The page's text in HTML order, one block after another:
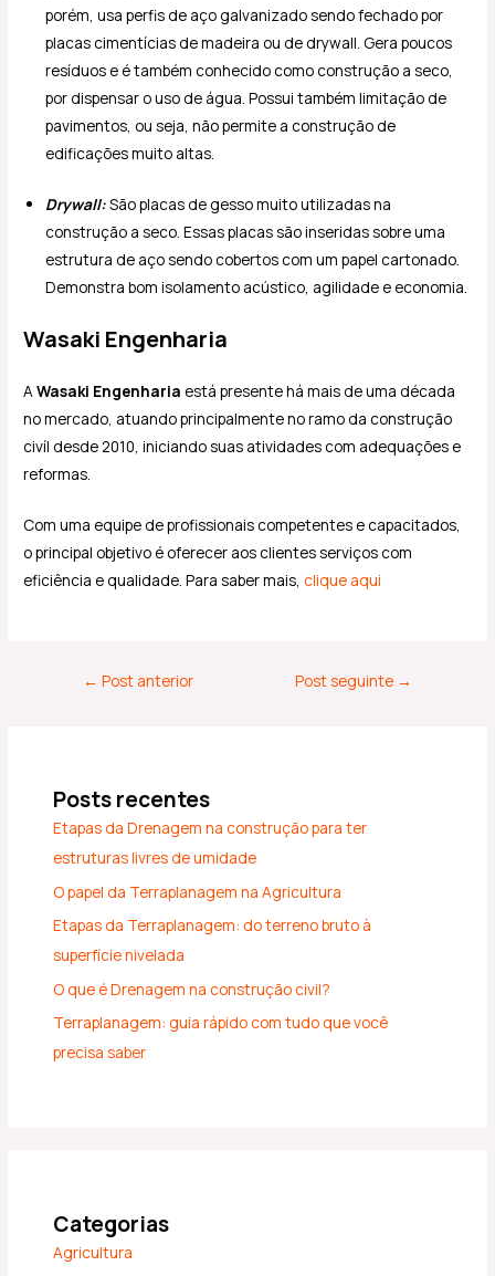
porém, usa perfis de aço galvanizado sendo fechado por
placas cimentícias de madeira ou de drywall. Gera poucos
resíduos e é também conhecido como construção a seco,
por dispensar o uso de água. Possui também limitação de
pavimentos, ou seja, não permite a construção de
edificações muito altas.
Drywall:São placas de gesso muito utilizadas na
construção a seco. Essas placas são inseridas sobre uma
estrutura de aço sendo cobertos com um papel cartonado.
Demonstra bom isolamento acústico, agilidade e economia.
Wasaki Engenharia
AWasaki Engenharia está presente há mais de uma década
no mercado, atuando principalmente no ramo da construção
civíl desde 2010, iniciando suas atividades com adequações e
reformas.
Com uma equipe de profissionais competentes e capacitados,
o principal objetivo é oferecer aos clientes serviços com
eficiência e qualidade. Para saber mais, clique aqui
← Post anterior Post seguinte →
Posts recentes
Etapas da Drenagem na construção para ter
estruturas livres de umidade
O papel da Terraplanagem na Agricultura
Etapas da Terraplanagem: do terreno bruto à
superfície nivelada
O que é Drenagem na construção civil?
Terraplanagem: guia rápido com tudo que você
precisa saber
Categorias
Agricultura